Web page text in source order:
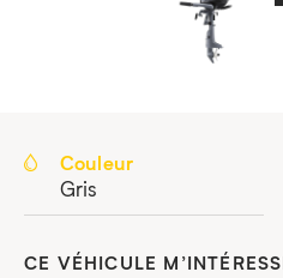
Couleur
Gris
CE VÉHICULE